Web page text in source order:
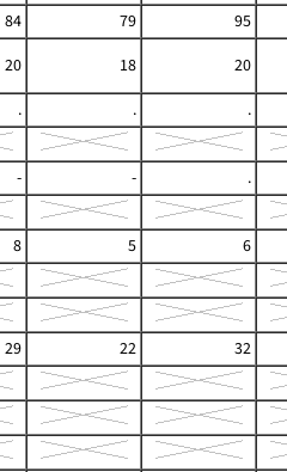
84 79 95
20 18 20
. . .
- - .
8 5 6
29 22 32